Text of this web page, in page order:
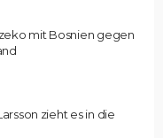
mit Bosnien gegen
zieht es in die